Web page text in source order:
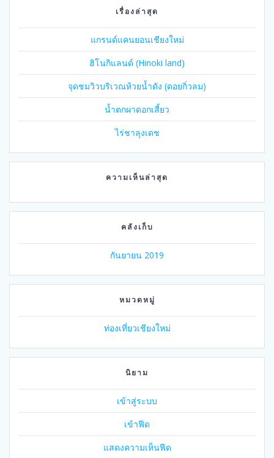
เรื่องล่าสุด
แกรนด์แคนยอนเชียงใหม่
ฮิโนกิแลนด์ (Hinoki land)
จุดชมวิวบริเวณห้วยน้ำดัง (ดอยกิ่วลม)
น้ำตกผาดอกเสี้ยว
ไร่ชาลุงเดช
ความเห็นล่าสุด
คลังเก็บ
กันยายน 2019
หมวดหมู่
ท่องเที่ยวเชียงใหม่
นิยาม
เข้าสู่ระบบ
เข้าฟีด
แสดงความเห็นฟีด